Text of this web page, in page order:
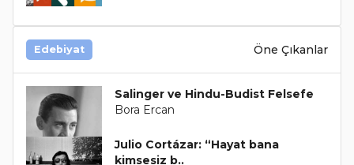
Edebiyat Öne Çıkanlar
Salinger ve Hindu-Budist Felsefe
Bora Ercan
Julio Cortázar: “Hayat bana
kimsesiz b..